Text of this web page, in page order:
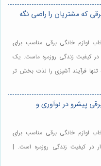
برقی که مشتریان را راضی نگه
لوازم خانگی برقی مناسب برای
در کیفیت زندگی روزمره ماست. یک
تنها فرآیند آشپزی را لذت بخش تر
برقی پیشرو در نوآوری و
لوازم خانگی برقی مناسب برای
در کیفیت زندگی روزمره است. |